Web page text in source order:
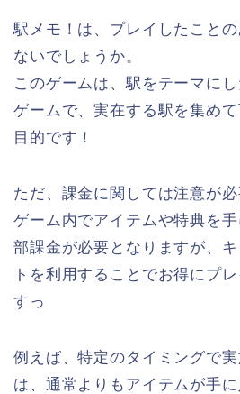
駅メモ！は、プレイしたこと
ないでしょうか。
このゲームは、駅をテーマに
ゲームで、実在する駅を集め
目的です！
ただ、課金に関しては注意が必
ゲーム内でアイテムや特典を
部課金が必要となりますが、
トを利用することでお得にプ
すっ
例えば、特定のタイミングで
は、通常よりもアイテムが手